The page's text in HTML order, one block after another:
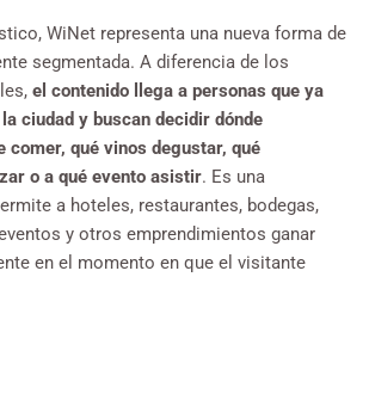
WiNet representa una nueva forma de
segmentada. A diferencia de los
el contenido llega a personas que ya
ciudad y buscan decidir dónde
comer, qué vinos degustar, qué
o a qué evento asistir. Es una
a hoteles, restaurantes, bodegas,
y otros emprendimientos ganar
en el momento en que el visitante